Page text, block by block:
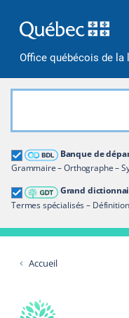
Office québécois de la
Banque de
Grammaire – Orthographe –
Grand
Termes spécialisés –
Grand
Restreindre aux termes
Accueil